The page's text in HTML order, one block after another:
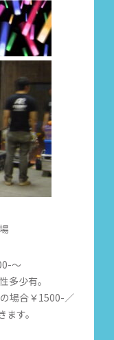
～
多少有。
場合￥1500-／
す。